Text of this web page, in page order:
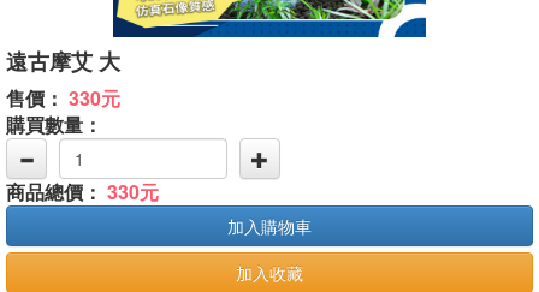
遠古摩艾 大
售價： 330元
購買數量：
商品總價： 330元
加入購物車
加入收藏